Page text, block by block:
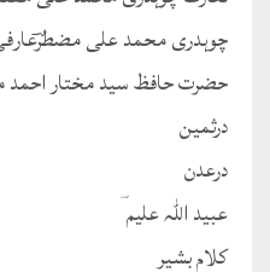
چوہدری محمد علی
حضرت حافظ سید مختار
درثمین
درعدن
عبید اللہ علیم ؔ
کلام بشیر